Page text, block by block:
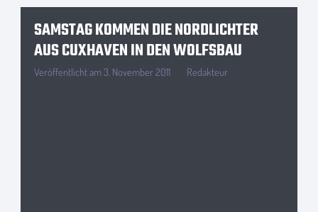
SAMSTAG KOMMEN DIE NORDLICHTER
AUS CUXHAVEN IN DEN WOLFSBAU
Veröffentlicht am3. November 2011 Redakteur